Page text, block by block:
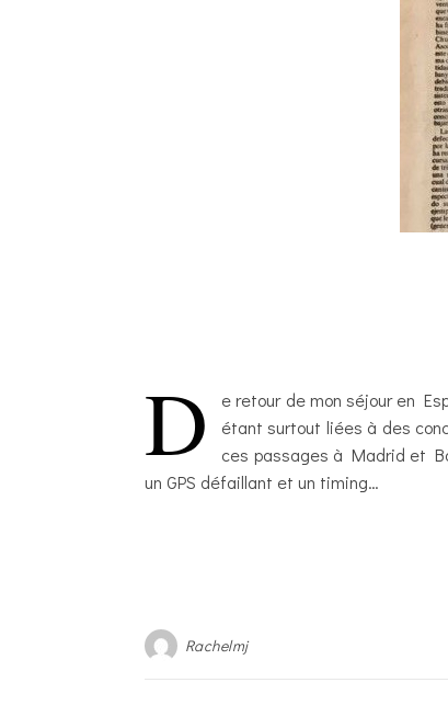
D
e retour de mon séjour en
étant surtout liées à des
ces passages à Madrid et
un GPS défaillant et un timing…
Rachelmj